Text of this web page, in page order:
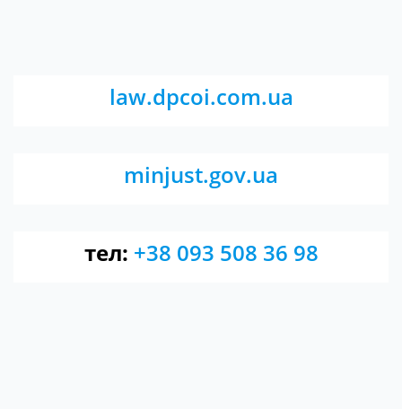
law.dpcoi.com.ua
minjust.gov.ua
тел: +38 093 508 36 98